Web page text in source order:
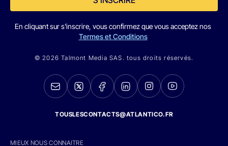
En cliquant sur s'inscrire, vous confirmez que vous acceptez nos
Termes et Conditions
© 2026 Talmont Media SAS. tous droits réservés.
TOUSLESCONTACTS@ATLANTICO.FR
MIEUX NOUS CONNAITRE